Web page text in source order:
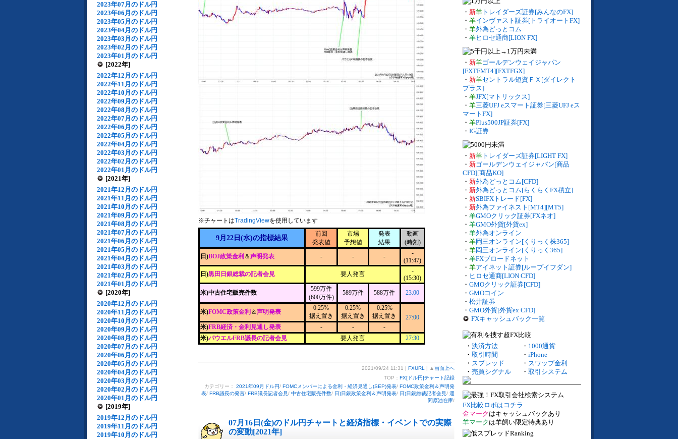
2023年07月のドル円
2023年06月のドル円
2023年05月のドル円
2023年04月のドル円
2023年03月のドル円
2023年02月のドル円
2023年01月のドル円
[2022年]
2022年12月のドル円
2022年11月のドル円
2022年10月のドル円
2022年09月のドル円
2022年08月のドル円
2022年07月のドル円
2022年06月のドル円
2022年05月のドル円
2022年04月のドル円
2022年03月のドル円
2022年02月のドル円
2022年01月のドル円
[2021年]
2021年12月のドル円
2021年11月のドル円
2021年10月のドル円
2021年09月のドル円
2021年08月のドル円
2021年07月のドル円
2021年06月のドル円
2021年05月のドル円
2021年04月のドル円
2021年03月のドル円
2021年02月のドル円
2021年01月のドル円
[2020年]
2020年12月のドル円
2020年11月のドル円
2020年10月のドル円
2020年09月のドル円
2020年08月のドル円
2020年07月のドル円
2020年06月のドル円
2020年05月のドル円
2020年04月のドル円
2020年03月のドル円
2020年02月のドル円
2020年01月のドル円
[2019年]
2019年12月のドル円
2019年11月のドル円
2019年10月のドル円
※チャートはTradingViewを使用しています
9月22日(水)の指標結果
前回
発表値
市場
予想値
発表
結果
動画
(時刻)
日)BOJ政策金利 ＆声明発表 - - -
-
(11:47)
日)黒田日銀総裁の記者会見 要人発言
-
(15:30)
米)中古住宅販売件数
599万件
(600万件)
589万件 588万件 23:00
米)FOMC政策金利 ＆声明発表
0.25%
据え置き
0.25%
据え置き
0.25%
据え置き
27:00
米)FRB経済・金利見通し発表 - -
-
米)パウエルFRB議長の記者会見 要人発言 27:30
2021/09/24 11:31 | FXURL | ▲ 画面上へ
TOP： FX[ドル円]チャート記録
カテゴリー： 2021年09月ドル円/ FOMCメンバーによる金利・経済見通し(SEP)発表/ FOMC政策金利＆声明発
表/ FRB議長の発言/ FRB議長記者会見/ 中古住宅販売件数/ 日)日銀政策金利＆声明発表/ 日)日銀総裁記者会見/ 週
間原油在庫/
07月16日(金)のドル円チャートと経済指標・イベントでの実際
の変動[2021年]
・ 新羊 トレイダーズ証券[みんなのFX]
・ 羊インヴァスト証券[トライオートFX]
・ 羊外為どっとコム
・ 羊ヒロセ通商[LION FX]
・ 新羊ゴールデンウェイジャパン
[FXTFMT4][FXTFGX]
・ 新羊セントラル短資ＦＸ[ダイレクト
プラス]
・ 羊JFX[マトリックス]
・ 羊三菱UFJ eスマート証券[三菱UFJ eス
マートFX]
・ 羊Plus500JP証券[FX]
・ IG証券
・ 新羊 トレイダーズ証券[LIGHT FX]
・ 新ゴールデンウェイジャパン[商品
CFD][商品KO]
・ 新外為どっとコム[CFD]
・ 新外為どっとコム[らくらくFX積立]
・ 新SBIFXトレード[FX]
・ 新外為ファイネスト[MT4][MT5]
・ 羊GMOクリック証券[FXネオ]
・ 羊GMO外貨[外貨ex]
・ 羊外為オンライン
・ 羊岡三オンライン[くりっく株365]
・ 羊岡三オンライン[くりっく365]
・ 羊FXブロードネット
・ 羊アイネット証券[ループイフダン]
・ ヒロセ通商[LION CFD]
・ GMOクリック証券[CFD]
・ GMOコイン
・ 松井証券
・ GMO外貨[外貨ex CFD]
FXキャッシュバック一覧
・ 決済方法 ・ 1000通貨
・ 取引時間 ・ iPhone
・ スプレッド ・ スワップ金利
・ 売買シグナル ・ 取引システム
FX比較ロボはコチラ
金マーク はキャッシュバックあり
羊マーク は羊飼い限定特典あり